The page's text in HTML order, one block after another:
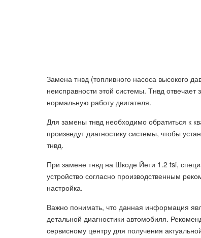
Замена тнвд (топливного насоса высокого
неисправности этой системы. Тнвд
нормальную работу двигателя.
Для замены тнвд необходимо обратиться к
произведут диагностику системы, чтобы
тнвд.
При замене тнвд на Шкоде Йети 1.2 tsi,
устройство согласно производственным
настройка.
Важно понимать, что данная информация
детальной диагностики автомобиля.
сервисному центру для получения